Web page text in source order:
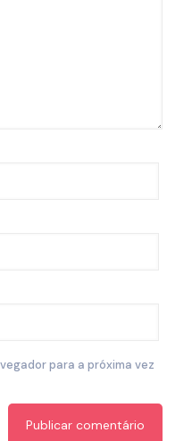
para a próxima vez